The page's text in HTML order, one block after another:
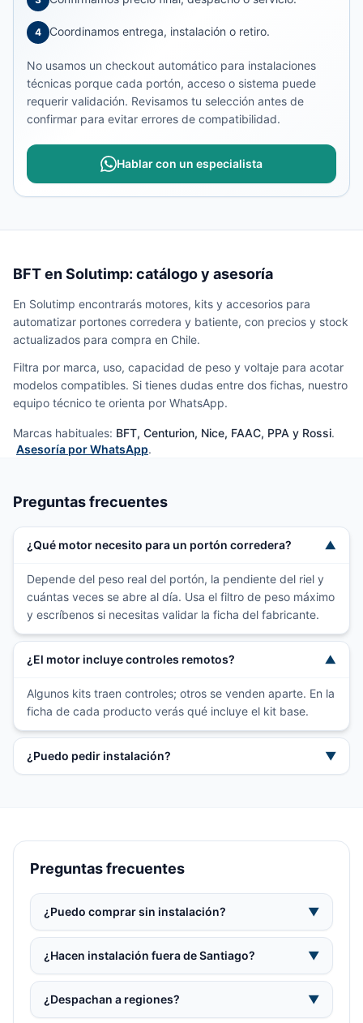
4 Coordinamos entrega, instalación o retiro.
No usamos un checkout automático para instalaciones
técnicas porque cada portón, acceso o sistema puede
requerir validación. Revisamos tu selección antes de
confirmar para evitar errores de compatibilidad.
Hablar con un especialista
BFT en Solutimp: catálogo y asesoría
En Solutimp encontrarás motores, kits y accesorios para
automatizar portones corredera y batiente, con precios y stock
actualizados para compra en Chile.
Filtra por marca, uso, capacidad de peso y voltaje para acotar
modelos compatibles. Si tienes dudas entre dos fichas, nuestro
equipo técnico te orienta por WhatsApp.
Marcas habituales: BFT, Centurion, Nice, FAAC, PPA y Rossi.
Asesoría por WhatsApp.
Preguntas frecuentes
¿Qué motor necesito para un portón corredera? ▼
Depende del peso real del portón, la pendiente del riel y
cuántas veces se abre al día. Usa el filtro de peso máximo
y escríbenos si necesitas validar la ficha del fabricante.
¿El motor incluye controles remotos? ▼
Algunos kits traen controles; otros se venden aparte. En la
ficha de cada producto verás qué incluye el kit base.
¿Puedo pedir instalación? ▼
Preguntas frecuentes
¿Puedo comprar sin instalación? ▼
¿Hacen instalación fuera de Santiago? ▼
¿Despachan a regiones? ▼